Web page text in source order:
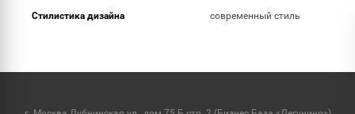
Стилистика дизайна современный стиль